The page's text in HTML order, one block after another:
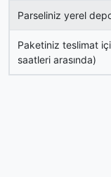
Parseliniz yerel
Paketiniz teslimat
saatleri arasında)